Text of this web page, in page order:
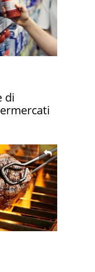
di